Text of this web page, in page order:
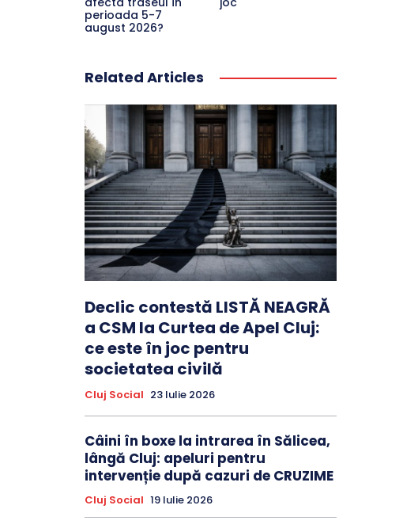
perioada 5-7
august 2026?
Related Articles
Declic contestă LISTĂ NEAGRĂ
a CSM la Curtea de Apel Cluj:
ce este în joc pentru
societatea civilă
Cluj Social 23 Iulie 2026
Câini în boxe la intrarea în Sălicea,
lângă Cluj: apeluri pentru
intervenție după cazuri de CRUZIME
Cluj Social 19 Iulie 2026